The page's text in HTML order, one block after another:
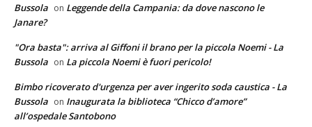
Bussola on Leggende della Campania: da dove nascono le
Janare?
"Ora basta": arriva al Giffoni il brano per la piccola Noemi - La
Bussola on La piccola Noemi è fuori pericolo!
Bimbo ricoverato d'urgenza per aver ingerito soda caustica - La
Bussola on Inaugurata la biblioteca “Chicco d’amore”
all’ospedale Santobono